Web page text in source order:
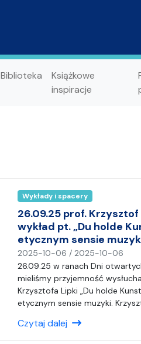
Biblioteka
Książkowe
inspiracje
Wykłady i spacery
26.09.25 prof. Krzysztof
wykład pt. „Du holde
etycznym sensie
2025-10-06 / 2025-10-06
a
p
i
s
(
26.09.25 w ranach Dni
mieliśmy przyjemność
Krzysztofa Lipki „Du holde
etycznym sensie muzyki.
Czytaj dalej